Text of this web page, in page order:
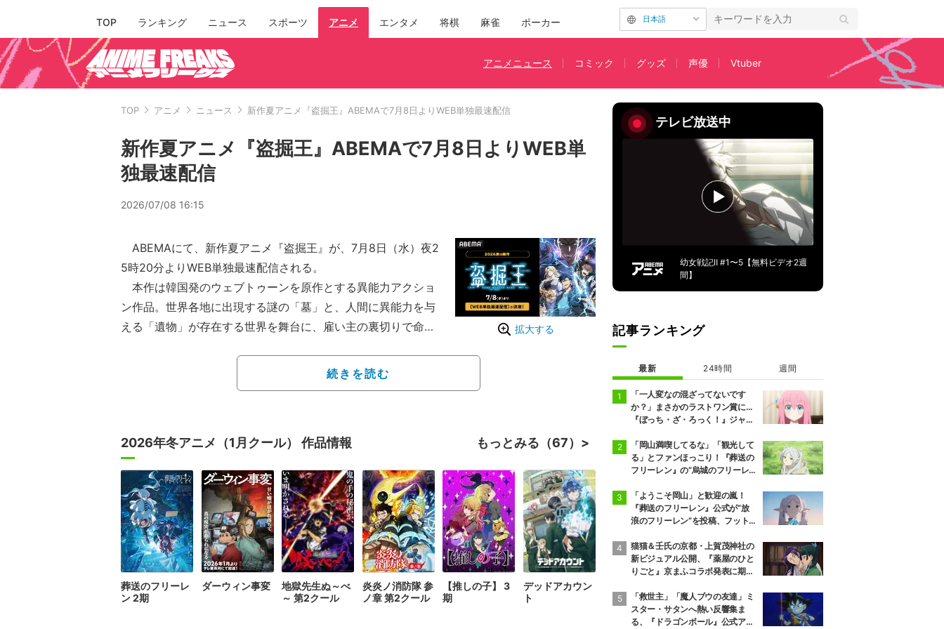
TOP ランキング ニュース スポーツ アニメ エンタメ 将棋 麻雀 ポーカー 日本語
アニメニュース コミック グッズ 声優 Vtuber
TOP アニメ ニュース 新作夏アニメ『盗掘王』ABEMAで7月8日よりWEB単独最速配信
新作夏アニメ『盗掘王』ABEMAで7月8日よりWEB単
独最速配信
2026/07/08 16:15
拡大する
ABEMAにて、新作夏アニメ『盗掘王』が、7月8日（水）夜2
5時20分よりWEB単独最速配信される。
本作は韓国発のウェブトゥーンを原作とする異能力アクショ
ン作品。世界各地に出現する謎の「墓」と、人間に異能力を与
える「遺物」が存在する世界を舞台に、雇い主の裏切りで命を
スリップし、前世の記憶を武器に立ち向かう姿を描く。
ウェブトゥーン版は世界累積回覧数5億回を超えており、202
続きを読む
2026年冬アニメ（1月クール） 作品情報 もっとみる（67）
葬送のフリーレ
ン 2期
ダーウィン事変
地獄先生ぬ～べ
～ 第2クール
炎炎ノ消防隊 参
ノ章 第2クール
【推しの子】 3
期
デッドアカウン
ト
テレビ放送中
幼女戦記Ⅱ #1〜5【無料ビデオ2週
間】
記事ランキング
最新 24時間 週間
「一人変なの混ざってないです
か？」まさかのラストワン賞に…
『ぼっち・ざ・ろっく！』ジャー
「岡山満喫してるな」「観光して
る」とファンほっこり！『葬送の
フリーレン』の“烏城のフリーレ
「ようこそ岡山」と歓迎の嵐！
『葬送のフリーレン』公式が“放
浪のフリーレン”を投稿、フット
猫猫＆壬氏の京都・上賀茂神社の
新ビジュアル公開、『薬屋のひと
りごと』京まふコラボ発表に期待
「救世主」「魔人ブウの友達」ミ
スター・サタンへ熱い反響集ま
る、『ドラゴンボール』公式アカ